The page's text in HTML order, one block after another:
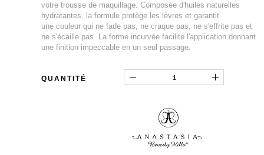
votre trousse de maquillage. Composée d'huiles naturelles
hydratantes, la formule protège les lèvres et garantit
une couleur qui ne fade pas, ne craque pas, ne s'effrite pas et
ne s'écaille pas. La forme incurvée facilite l'application donnant
une finition impeccable en un seul passage.
QUANTITÉ